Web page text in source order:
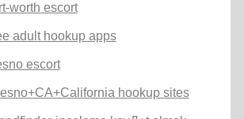
worth escort
adult hookup apps
escort
hookup sites